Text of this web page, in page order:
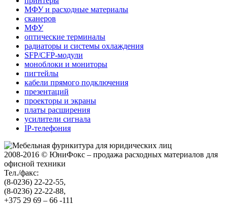
МФУ и расходные материалы
сканеров
МФУ
оптические терминалы
радиаторы и системы охлаждения
SFP/CFP-модули
моноблоки и мониторы
пигтейлы
кабели прямого подключения
презентаций
проекторы и экраны
платы расширения
усилители сигнала
IP-телефония
2008-2016 © ЮниФокс – продажа расходных материалов для
офисной техники
Тел./факс:
(8-0236) 22-22-55,
(8-0236) 22-22-88,
+375 29 69 – 66 -111